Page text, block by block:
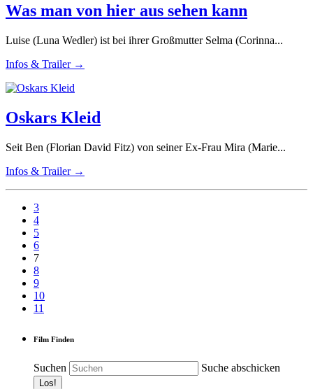
Was man von hier aus sehen kann
Luise (Luna Wedler) ist bei ihrer Großmutter Selma (Corinna...
Infos & Trailer →
Oskars Kleid
Seit Ben (Florian David Fitz) von seiner Ex-Frau Mira (Marie...
Infos & Trailer →
3
4
5
6
7
8
9
10
11
Film Finden
Suchen Suche abschicken